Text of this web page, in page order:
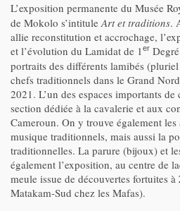
L’exposition permanente du Musée
de Mokolo s’intituleArt et traditions.
allie reconstitution et accrochage,
et l’évolution du Lamidat de 1er
portraits des différents lamibés
chefs traditionnels dans le Grand
2021. L’un des espaces importants
section dédiée à la cavalerie et aux
Cameroun. On y trouve également
musique traditionnels, mais aussi la
traditionnelles. La parure (bijoux) et
également l’exposition, au centre de
meule issue de découvertes fortuites
Matakam-Sud chez les Mafas).